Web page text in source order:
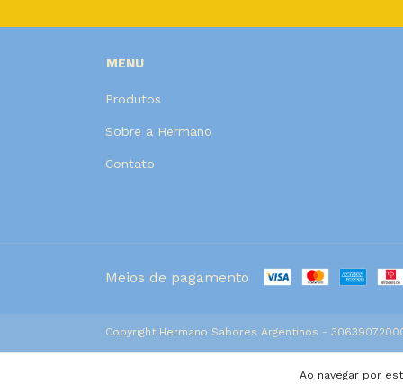
Ao navegar por
MENU
Produtos
Sobre a Hermano
Contato
Meios de pagamento
Copyright Hermano Sabores Argentinos -